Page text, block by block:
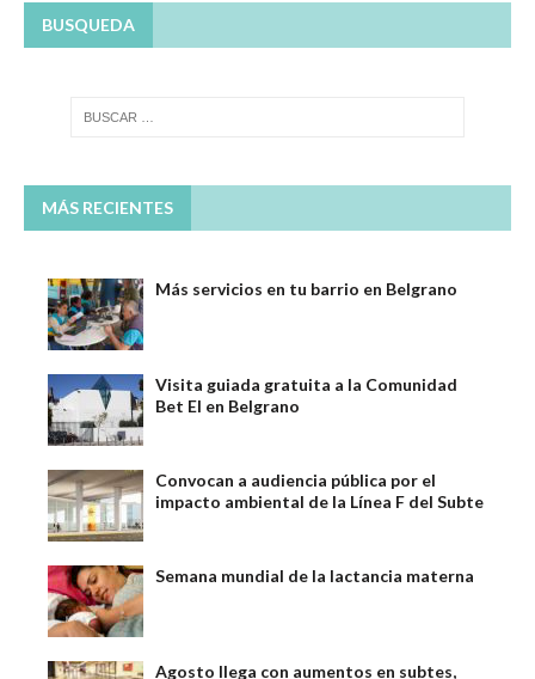
BUSQUEDA
MÁS RECIENTES
Más servicios en tu barrio en Belgrano
Visita guiada gratuita a la Comunidad
Bet El en Belgrano
Convocan a audiencia pública por el
impacto ambiental de la Línea F del Subte
Semana mundial de la lactancia materna
Agosto llega con aumentos en subtes,